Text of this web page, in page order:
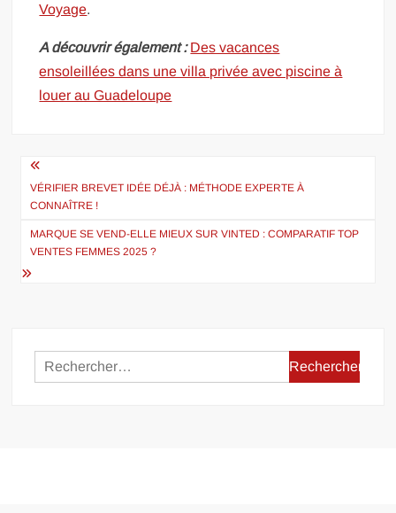
Voyage.
A découvrir également : Des vacances
ensoleillées dans une villa privée avec piscine à
louer au Guadeloupe
Navigation
de
l’article
VÉRIFIER BREVET IDÉE DÉJÀ : MÉTHODE EXPERTE À
CONNAÎTRE !
MARQUE SE VEND-ELLE MIEUX SUR VINTED : COMPARATIF TOP
VENTES FEMMES 2025 ?
Rechercher :